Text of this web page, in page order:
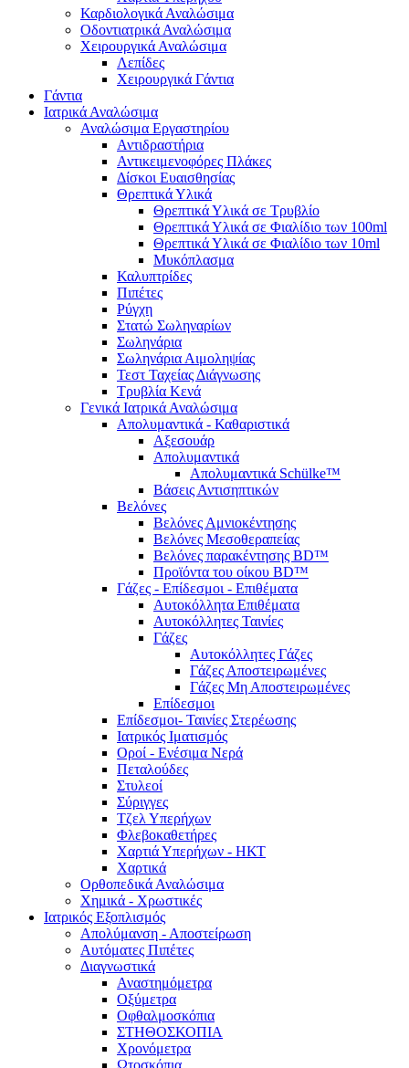
Καρδιολογικά Αναλώσιμα
Οδοντιατρικά Αναλώσιμα
Χειρουργικά Αναλώσιμα
Λεπίδες
Χειρουργικά Γάντια
Γάντια
Ιατρικά Αναλώσιμα
Αναλώσιμα Εργαστηρίου
Αντιδραστήρια
Αντικειμενοφόρες Πλάκες
Δίσκοι Ευαισθησίας
Θρεπτικά Υλικά
Θρεπτικά Υλικά σε Τρυβλίο
Θρεπτικά Υλικά σε Φιαλίδιο των 100ml
Θρεπτικά Υλικά σε Φιαλίδιο των 10ml
Μυκόπλασμα
Καλυπτρίδες
Πιπέτες
Ρύγχη
Στατώ Σωληναρίων
Σωληνάρια
Σωληνάρια Αιμοληψίας
Τεστ Ταχείας Διάγνωσης
Τρυβλία Κενά
Γενικά Ιατρικά Αναλώσιμα
Απολυμαντικά - Καθαριστικά
Αξεσουάρ
Απολυμαντικά
Απολυμαντικά Schülke™
Βάσεις Αντισηπτικών
Βελόνες
Βελόνες Αμνιοκέντησης
Βελόνες Μεσοθεραπείας
Βελόνες παρακέντησης BD™
Προϊόντα του οίκου BD™
Γάζες - Επίδεσμοι - Επιθέματα
Αυτοκόλλητα Επιθέματα
Αυτοκόλλητες Ταινίες
Γάζες
Αυτοκόλλητες Γάζες
Γάζες Αποστειρωμένες
Γάζες Μη Αποστειρωμένες
Επίδεσμοι
Επίδεσμοι- Ταινίες Στερέωσης
Ιατρικός Ιματισμός
Οροί - Ενέσιμα Νερά
Πεταλούδες
Στυλεοί
Σύριγγες
Τζελ Υπερήχων
Φλεβοκαθετήρες
Χαρτιά Υπερήχων - ΗΚΤ
Χαρτικά
Ορθοπεδικά Αναλώσιμα
Χημικά - Χρωστικές
Ιατρικός Εξοπλισμός
Απολύμανση - Αποστείρωση
Αυτόματες Πιπέτες
Διαγνωστικά
Αναστημόμετρα
Οξύμετρα
Οφθαλμοσκόπια
ΣΤΗΘΟΣΚΟΠΙΑ
Χρονόμετρα
Ωτοσκόπια